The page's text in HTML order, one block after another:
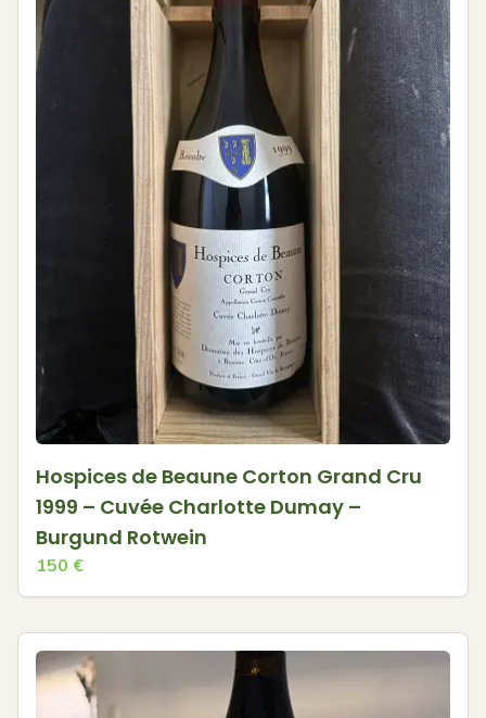
Hospices de Beaune Corton Grand Cru
1999 – Cuvée Charlotte Dumay –
Burgund Rotwein
150 €